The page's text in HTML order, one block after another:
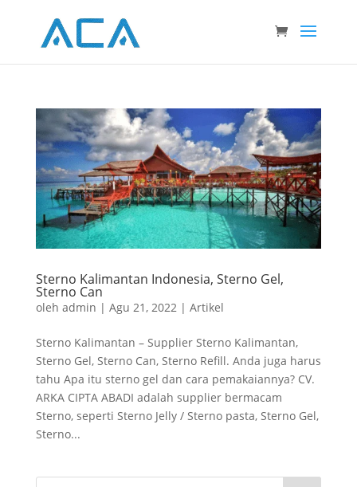
Sterno Kalimantan Indonesia, Sterno Gel,
Sterno Can
oleh admin | Agu 21, 2022| Artikel
Sterno Kalimantan – Supplier Sterno Kalimantan,
Sterno Gel, Sterno Can, Sterno Refill. Anda juga harus
tahu Apa itu sterno gel dan cara pemakaiannya? CV.
ARKA CIPTA ABADI adalah supplier bermacam
Sterno, seperti Sterno Jelly / Sterno pasta, Sterno Gel,
Sterno...